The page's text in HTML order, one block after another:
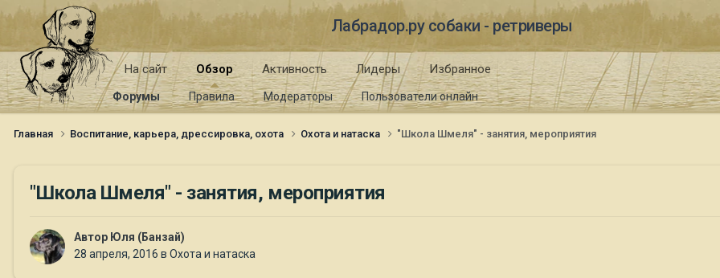
Лабрадор.ру собаки - ретриверы
На сайт Обзор
Форумы Правила Модераторы Пользователи онлайн
Активность Лидеры Избранное
Главная Воспитание, карьера, дрессировка, охота Охота и натаска "Школа Шмеля" - занятия, мероприятия
"Школа Шмеля" - занятия, мероприятия
Автор Юля (Банзай)
28 апреля, 2016 в Охота и натаска